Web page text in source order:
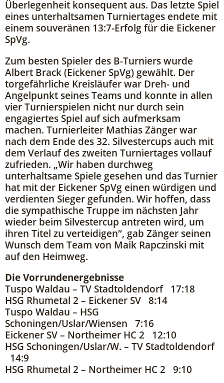
Überlegenheit konsequent aus. Das letzte Spiel
eines unterhaltsamen Turniertages endete mit
einem souveränen 13:7-Erfolg für die Eickener
SpVg.
Zum besten Spieler des B-Turniers wurde
Albert Brack (Eickener SpVg) gewählt. Der
torgefährliche Kreisläufer war Dreh- und
Angelpunkt seines Teams und konnte in allen
vier Turnierspielen nicht nur durch sein
engagiertes Spiel auf sich aufmerksam
machen. Turnierleiter Mathias Zänger war
nach dem Ende des 32. Silvestercups auch mit
dem Verlauf des zweiten Turniertages vollauf
zufrieden. „Wir haben durchweg
unterhaltsame Spiele gesehen und das Turnier
hat mit der Eickener SpVg einen würdigen und
verdienten Sieger gefunden. Wir hoffen, dass
die sympathische Truppe im nächsten Jahr
wieder beim Silvestercup antreten wird, um
ihren Titel zu verteidigen“, gab Zänger seinen
Wunsch dem Team von Maik Rapczinski mit
auf den Heimweg.
Die Vorrundenergebnisse
Tuspo Waldau – TV Stadtoldendorf 17:18
HSG Rhumetal 2 – Eickener SV 8:14
Tuspo Waldau – HSG
Schoningen/Uslar/Wiensen 7:16
Eickener SV – Northeimer HC 2 12:10
HSG Schoningen/Uslar/W. – TV Stadtoldendorf
14:9
HSG Rhumetal 2 – Northeimer HC 2 9:10